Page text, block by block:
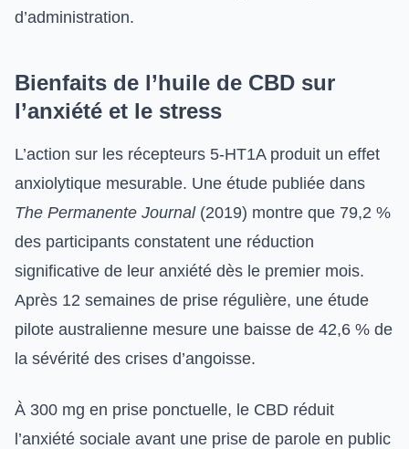
d’administration.
Bienfaits de l’huile de CBD sur
l’anxiété et le stress
L’action sur les récepteurs 5-HT1A produit un effet
anxiolytique mesurable. Une étude publiée dans
The Permanente Journal(2019) montre que 79,2 %
des participants constatent une réduction
significative de leur anxiété dès le premier mois.
Après 12 semaines de prise régulière, une étude
pilote australienne mesure une baisse de 42,6 % de
la sévérité des crises d’angoisse.
À 300 mg en prise ponctuelle, le CBD réduit
l’anxiété sociale avant une prise de parole en public